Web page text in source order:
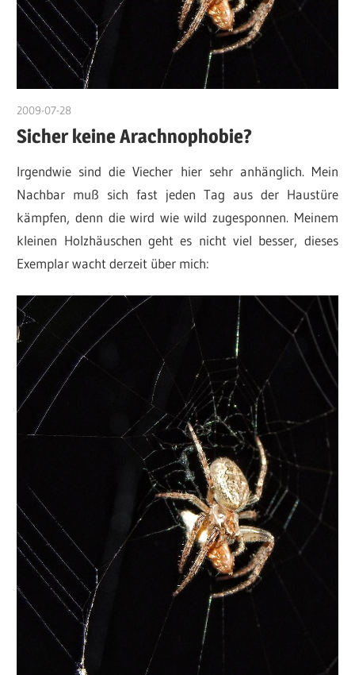
2009-07-28
Sicher keine Arachnophobie?
Irgendwie sind die Viecher hier sehr anhänglich. Mein
Nachbar muß sich fast jeden Tag aus der Haustüre
kämpfen, denn die wird wie wild zugesponnen. Meinem
kleinen Holzhäuschen geht es nicht viel besser, dieses
Exemplar wacht derzeit über mich: